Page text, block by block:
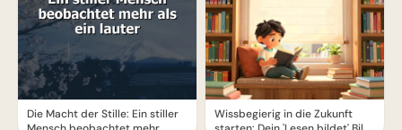
Die Macht der Stille: Ein stiller
Wissbegierig in die Zukunft